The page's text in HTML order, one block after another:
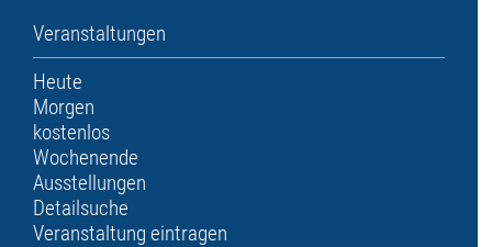
Veranstaltungen
Heute
Morgen
kostenlos
Wochenende
Ausstellungen
Detailsuche
Veranstaltung eintragen